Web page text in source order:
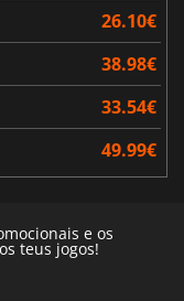
26.10€
38.98€
33.54€
49.99€
e os
teus jogos!